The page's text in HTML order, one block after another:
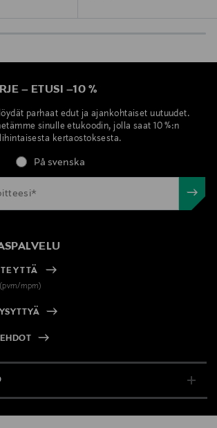
hoitoaine, hiukset
– ETUSI –10 %
parhaat edut ja ajankohtaiset uutuudet.
sinulle etukoodin, jolla saat 10 %:n
kertaostoksesta.
På svenska
mpm)